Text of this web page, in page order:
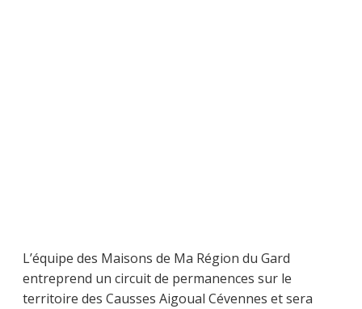
L’équipe des Maisons de Ma Région du Gard
entreprend un circuit de permanences sur le
territoire des Causses Aigoual Cévennes et sera